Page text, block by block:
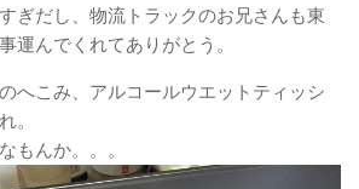
ぎだし、物流トラックのお兄さんも東
運んでくれてありがとう。
へこみ、アルコールウエットティッシ
。
もんか。。。